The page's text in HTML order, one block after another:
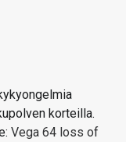
korteilla.
Vega 64 loss of